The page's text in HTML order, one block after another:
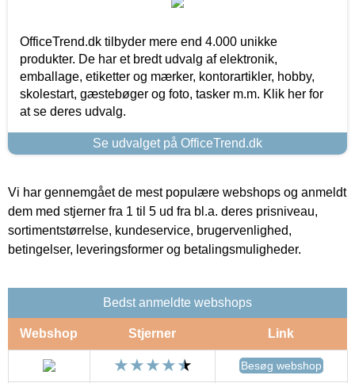
OfficeTrend.dk tilbyder mere end 4.000 unikke
produkter. De har et bredt udvalg af elektronik,
emballage, etiketter og mærker, kontorartikler, hobby,
skolestart, gæstebøger og foto, tasker m.m. Klik her for
at se deres udvalg.
Se udvalget på OfficeTrend.dk
Vi har gennemgået de mest populære webshops og anmeldt
dem med stjerner fra 1 til 5 ud fra bl.a. deres prisniveau,
sortimentstørrelse, kundeservice, brugervenlighed,
betingelser, leveringsformer og betalingsmuligheder.
Bedst anmeldte webshops
Webshop Stjerner Link
Besøg webshop